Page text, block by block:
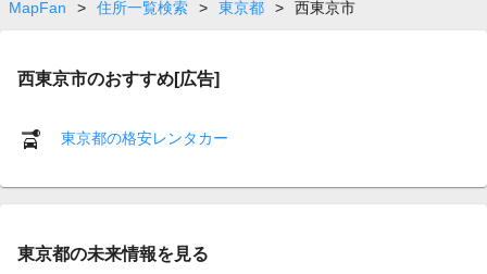
MapFan > 住所一覧検索 > 東京都 > 西東京市
西東京市のおすすめ[広告]
東京都の格安レンタカー
東京都の未来情報を見る